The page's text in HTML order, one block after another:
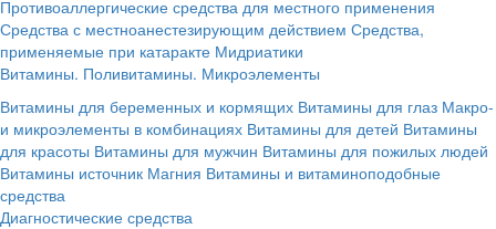
Противоаллергические средства для местного применения
Средства с местноанестезирующим действием Средства,
применяемые при катаракте Мидриатики
Витамины. Поливитамины. Микроэлементы
Витамины для беременных и кормящих Витамины для глаз Макро-
и микроэлементы в комбинациях Витамины для детей Витамины
для красоты Витамины для мужчин Витамины для пожилых людей
Витамины источник Магния Витамины и витаминоподобные
средства
Диагностические средства